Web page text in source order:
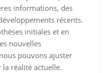
informations, des
récents.
initiales et en
nouvelles
pouvons ajuster
réalité actuelle.